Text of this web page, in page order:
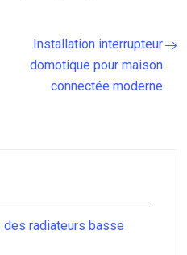
Installation interrupteur
domotique pour maison
connectée moderne
radiateurs basse